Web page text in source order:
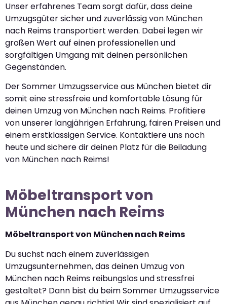
Unser erfahrenes Team sorgt dafür, dass deine
Umzugsgüter sicher und zuverlässig von München
nach Reims transportiert werden. Dabei legen wir
großen Wert auf einen professionellen und
sorgfältigen Umgang mit deinen persönlichen
Gegenständen.
Der Sommer Umzugsservice aus München bietet dir
somit eine stressfreie und komfortable Lösung für
deinen Umzug von München nach Reims. Profitiere
von unserer langjährigen Erfahrung, fairen Preisen und
einem erstklassigen Service. Kontaktiere uns noch
heute und sichere dir deinen Platz für die Beiladung
von München nach Reims!
Möbeltransport von
München nach Reims
Möbeltransport von München nach Reims
Du suchst nach einem zuverlässigen
Umzugsunternehmen, das deinen Umzug von
München nach Reims reibungslos und stressfrei
gestaltet? Dann bist du beim Sommer Umzugsservice